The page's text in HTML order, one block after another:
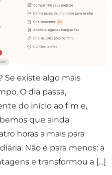
Se existe algo mais
O dia passa,
do início ao fim e,
que ainda
horas a mais para
Não é para menos: a
e transformou a […]